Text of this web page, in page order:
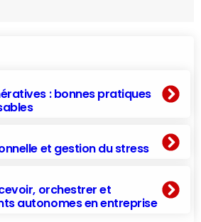
: bonnes pratiques
et gestion du stress
orchestrer et
autonomes en entreprise